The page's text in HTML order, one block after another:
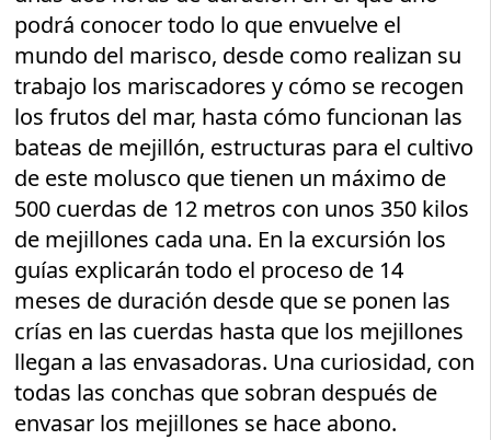
podrá conocer todo lo que envuelve el
mundo del marisco, desde como realizan su
trabajo los mariscadores y cómo se recogen
los frutos del mar, hasta cómo funcionan las
bateas de mejillón, estructuras para el cultivo
de este molusco que tienen un máximo de
500 cuerdas de 12 metros con unos 350 kilos
de mejillones cada una. En la excursión los
guías explicarán todo el proceso de 14
meses de duración desde que se ponen las
crías en las cuerdas hasta que los mejillones
llegan a las envasadoras. Una curiosidad, con
todas las conchas que sobran después de
envasar los mejillones se hace abono.